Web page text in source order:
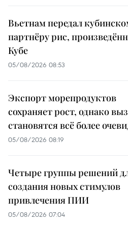
Вьетнам передал
партнёру рис,
Кубе
05/08/2026 08:53
Экспорт морепродуктов
сохраняет рост, однако
становятся всё более
05/08/2026 08:19
Четыре группы решений
создания новых стимулов
привлечения ПИИ
05/08/2026 07:04